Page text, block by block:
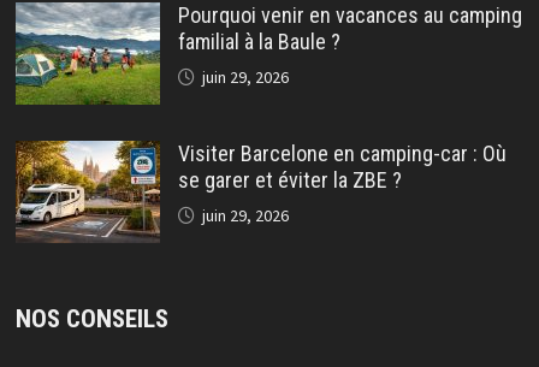
Pourquoi venir en vacances au camping
familial à la Baule ?
juin 29, 2026
Visiter Barcelone en camping-car : Où
se garer et éviter la ZBE ?
juin 29, 2026
NOS CONSEILS